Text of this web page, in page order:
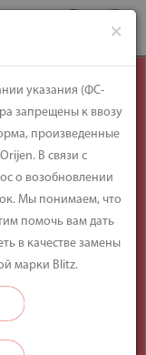
что на
7/16672 от
корма,
включая
×
указания (ФС-
запрещены к ввозу
произведенные
В связи с
о возобновлении
Мы понимаем, что
помочь вам дать
в качестве замены
марки Blitz.